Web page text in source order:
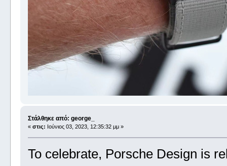
Στάλθηκε από: george_
« στις: Ιούνιος 03, 2023, 12:35:32 μμ »
To celebrate, Porsche Design is